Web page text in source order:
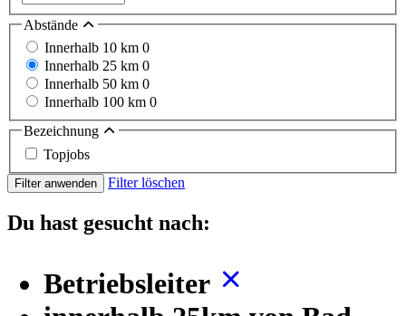
Abstände
Innerhalb 10 km 0
Innerhalb 25 km 0
Innerhalb 50 km 0
Innerhalb 100 km 0
Bezeichnung
Topjobs
Filter anwenden Filter löschen
Du hast gesucht nach:
Betriebsleiter